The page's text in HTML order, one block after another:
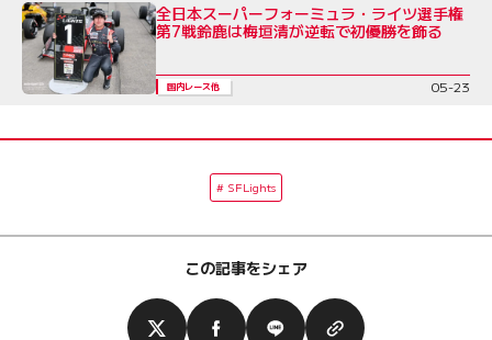
全日本スーパーフォーミュラ・ライツ選手権
第7戦鈴鹿は梅垣清が逆転で初優勝を飾る
国内レース他 05-23
SFLights
この記事をシェア